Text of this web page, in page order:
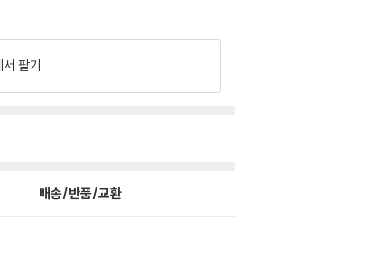
팔기
배송/반품/교환